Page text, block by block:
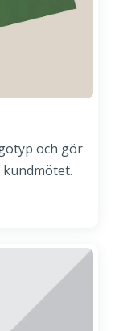
och gör